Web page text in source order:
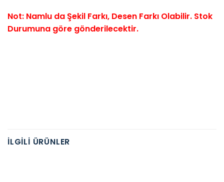
Not: Namlu da Şekil Farkı, Desen Farkı Olabilir. Stok
Durumuna göre gönderilecektir.
İLGILI ÜRÜNLER